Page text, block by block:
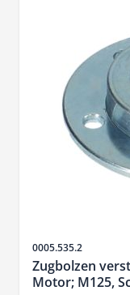
SKU
0005.535.2
Zugbolzen
Motor; M125,